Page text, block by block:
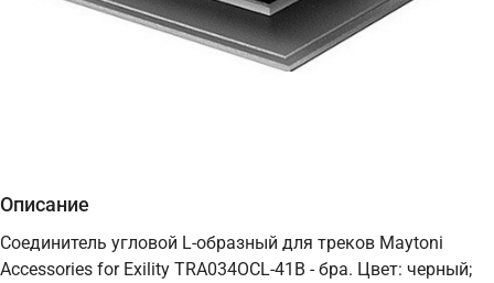
Описание
Соединитель угловой L-образный для треков Maytoni
Accessories for Exility TRA034OCL-41B - бра. Цвет: черный;